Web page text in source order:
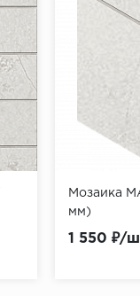
Мозаика
мм)
1 550 ₽/